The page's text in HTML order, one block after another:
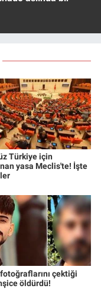
Türkiye için
yasa Meclis'te! İşte
çektiği
öldürdü!